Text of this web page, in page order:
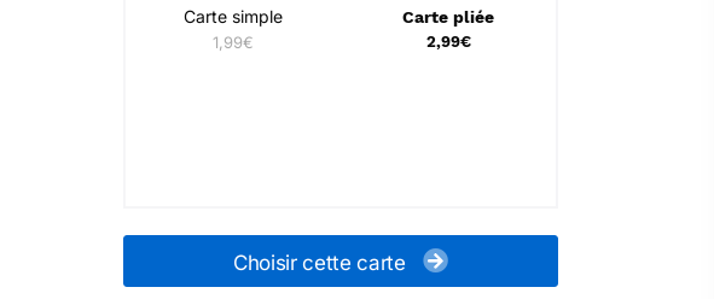
Carte simple
1,99€
Carte pliée
2,99€
Choisir cette carte